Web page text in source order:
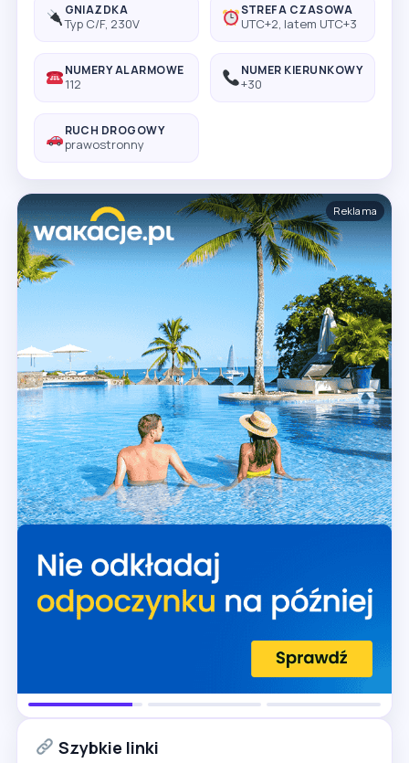
GNIAZDKA
Typ C/F, 230V
STREFA CZASOWA
UTC+2, latem UTC+3
NUMERY ALARMOWE
112
NUMER KIERUNKOWY
+30
RUCH DROGOWY
prawostronny
Reklama
Szybkie linki